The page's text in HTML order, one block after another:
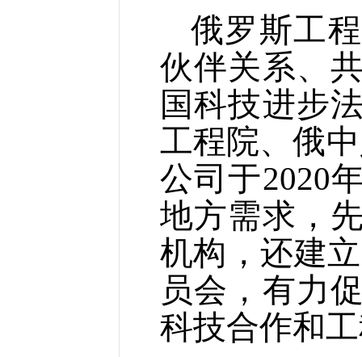
俄罗斯工
伙伴关系、
国科技进步
工程院、俄
公司于2020
地方需求，
机构，还建
员会，有力
科技合作和